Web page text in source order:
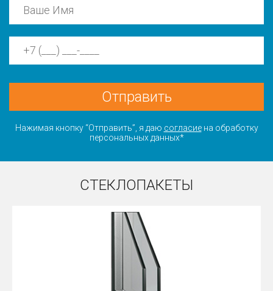
Отправить
Нажимая кнопку “Отправить”, я даю согласиена обработку
персональных данных*
СТЕКЛОПАКЕТЫ